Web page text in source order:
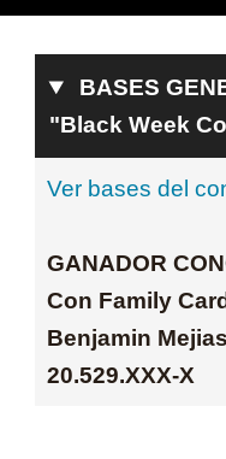
BASES
"Black Week
Ver bases del
GANADOR
Con Family
Benjamin
20.529.XXX-X